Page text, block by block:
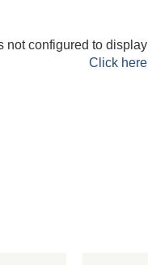
not configured to
Click